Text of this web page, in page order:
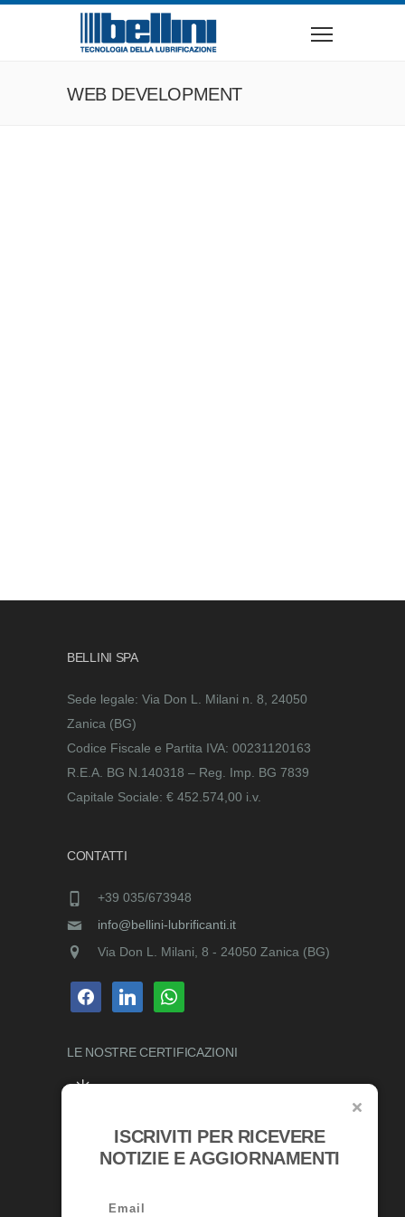
WEB DEVELOPMENT
BELLINI SPA
Sede legale: Via Don L. Milani n. 8, 24050
Zanica (BG)
Codice Fiscale e Partita IVA: 00231120163
R.E.A. BG N.140318 – Reg. Imp. BG 7839
Capitale Sociale: € 452.574,00 i.v.
CONTATTI
+39 035/673948
info@bellini-lubrificanti.it
Via Don L. Milani, 8 - 24050 Zanica (BG)
facebooklinkedin whatsapp
LE NOSTRECERTIFICAZIONI
RICONOSCIMENTI
ISCRIVITI PER RICEVERE
NOTIZIE E AGGIORNAMENTI
Email